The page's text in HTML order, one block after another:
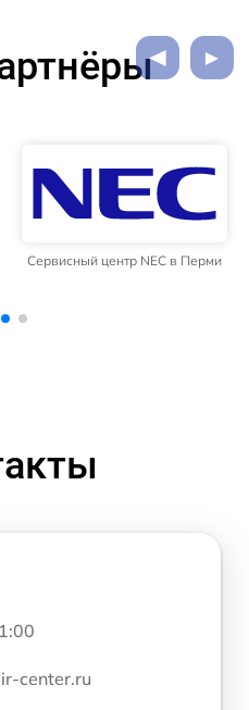
Сервисный центр NEC в Перми
center.ru